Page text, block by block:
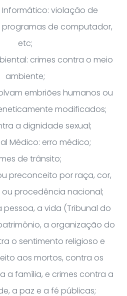
Informático: violação de
de computador,
etc;
crimes contra o meio
ambiente;
embriões humanos ou
modificados;
a dignidade sexual;
Médico: erro médico;
de trânsito;
preconceito por raça, cor,
ou procedência nacional;
pessoa, a vida (Tribunal do
a organização do
o sentimento religioso e
aos mortos, contra os
a família, e crimes contra a
a paz e a fé públicas;